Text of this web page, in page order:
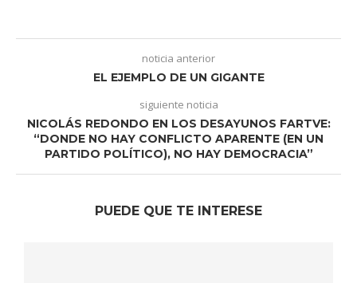
noticia anterior
EL EJEMPLO DE UN GIGANTE
siguiente noticia
NICOLÁS REDONDO EN LOS DESAYUNOS FARTVE:
“DONDE NO HAY CONFLICTO APARENTE (EN UN
PARTIDO POLÍTICO), NO HAY DEMOCRACIA”
PUEDE QUE TE INTERESE